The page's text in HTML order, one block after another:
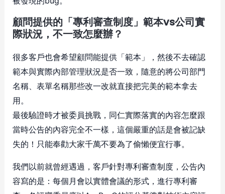
顧問提供的「專利審查制度」範本vs公司實
際狀況，不一致怎麼辦？
很多客戶也會希望顧問能提供「範本」，然後不去確認
範本與實際內部管理狀況是否一致，隨意的將公司部門
名稱、表單名稱那些改一改就直接把完美的範本拿去
用。
最後驗證時才被委員挑戰，同仁實際落實的內容怎麼跟
當時公告的內容完全不一樣，這個嚴重的話是會被記缺
失的！只能奉勸大家千萬不要為了偷懶便宜行事。
我們以前就曾經遇過，客戶針對專利審查制度，公告內
容寫的是：每個月會以實體會議的形式，進行專利審